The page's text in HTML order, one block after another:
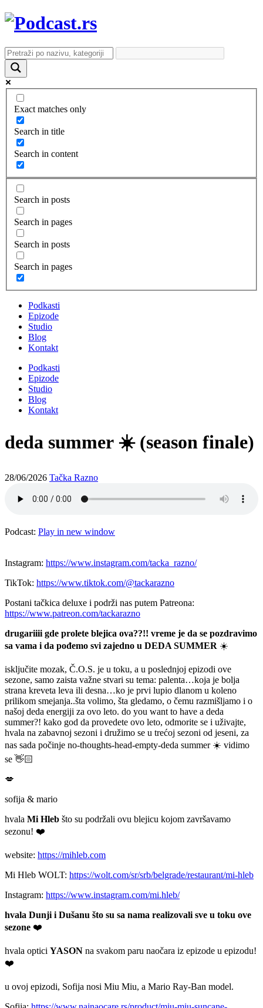
Exact matches only
Search in title
Search in content
Search in posts
Search in pages
Search in posts
Search in pages
Podkasti
Epizode
Studio
Blog
Kontakt
Podkasti
Epizode
Studio
Blog
Kontakt
deda summer ☀️ (season finale)
28/06/2026 Tačka Razno
Podcast: Play in new window
Instagram: https://www.instagram.com/tacka_razno/
TikTok: https://www.tiktok.com/@tackarazno
Postani tačkica deluxe i podrži nas putem Patreona:
https://www.patreon.com/tackarazno
drugariiii gde prolete blejica ova??!! vreme je da se pozdravimo
sa vama i da pođemo svi zajedno u DEDA SUMMER ☀️
isključite mozak, Č.O.S. je u toku, a u poslednjoj epizodi ove
sezone, samo zaista važne stvari su tema: palenta…koja je bolja
strana kreveta leva ili desna…ko je prvi lupio dlanom u koleno
prilikom smejanja..šta volimo, šta gledamo, o čemu razmišljamo i o
našoj deda energiji za ovo leto. do you want to have a deda
summer?! kako god da provedete ovo leto, odmorite se i uživajte,
hvala na zabavnoj sezoni i družimo se u trećoj sezoni od jeseni, za
nas sada počinje no-thoughts-head-empty-deda summer ☀️ vidimo
se 👋🏻
💋
sofija & mario
hvala Mi Hleb što su podržali ovu blejicu kojom završavamo
sezonu! ❤️
website: https://mihleb.com
Mi Hleb WOLT: https://wolt.com/sr/srb/belgrade/restaurant/mi-hleb
Instagram: https://www.instagram.com/mi.hleb/
hvala Dunji i Dušanu što su sa nama realizovali sve u toku ove
sezone ❤️
hvala optici YASON na svakom paru naočara iz epizode u epizodu!
❤️
u ovoj epizodi, Sofija nosi Miu Miu, a Mario Ray-Ban model.